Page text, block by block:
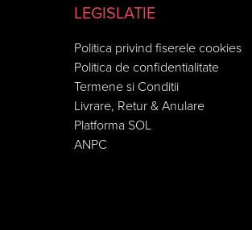
LEGISLATIE
Politica privind fiserele cookies
Politica de confidentialitate
Termene si Conditii
Livrare, Retur & Anulare
Platforma SOL
ANPC